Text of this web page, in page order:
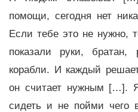
помощи, сегодня нет
Если тебе это не нужно,
показали руки,
корабли. И каждый
он считает нужным […].
сидеть и не пойми